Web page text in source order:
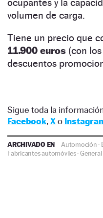
ocupantes y la
volumen de carga.
Tiene un precio que
11.900 euros (con
descuentos
Sigue toda la
Facebook, Xo
ARCHIVADO EN Automoción ·
Fabricantes automóviles·